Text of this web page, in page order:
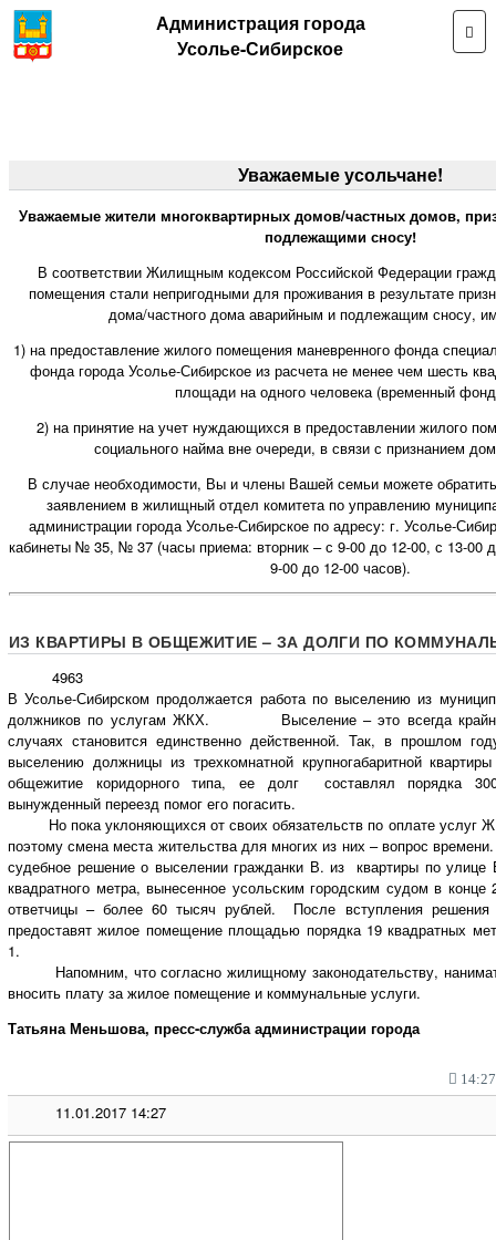
Администрация города
Усолье-Сибирское
Уважаемые усольчане!
Уважаемые жители многоквартирных домов/частных домов,
подлежащими сносу!
В соответствии Жилищным кодексом Российской Федерации
помещения стали непригодными для проживания в результате
дома/частного дома аварийным и подлежащим сносу,
1) на предоставление жилого помещения маневренного фонда
фонда города Усолье-Сибирское из расчета не менее чем шесть
площади на одного человека (временный
2) на принятие на учет нуждающихся в предоставлении жилого
социального найма вне очереди, в связи с признанием
В случае необходимости, Вы и члены Вашей семьи можете
заявлением в жилищный отдел комитета по управлению
администрации города Усолье-Сибирское по адресу: г. Усолье-
кабинеты № 35, № 37 (часы приема: вторник – с 9-00 до 12-00, с 13-00
9-00 до 12-00 часов).
ИЗ КВАРТИРЫ В ОБЩЕЖИТИЕ – ЗА ДОЛГИ ПО
4963
В Усолье-Сибирском продолжается работа по выселению из
должников по услугам ЖКХ. Выселение – это всегда
случаях становится единственно действенной. Так, в прошлом
выселению должницы из трехкомнатной крупногабаритной
общежитие коридорного типа, ее долг составлял порядка
вынужденный переезд помог его погасить.
Но пока уклоняющихся от своих обязательств по оплате услуг
поэтому смена места жительства для многих из них – вопрос
судебное решение о выселении гражданки В. из квартиры по
квадратного метра, вынесенное усольским городским судом в конце
ответчицы – более 60 тысяч рублей. После вступления
предоставят жилое помещение площадью порядка 19 квадратных
1.
Напомним, что согласно жилищному законодательству,
вносить плату за жилое помещение и коммунальные услуги.
Татьяна Меньшова, пресс-служба администрации города
11.01.2017 14:27